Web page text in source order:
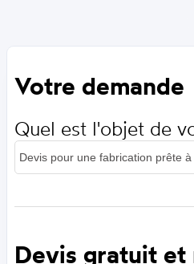
Votre demande
Quel est l'objet de
Devis gratuit et